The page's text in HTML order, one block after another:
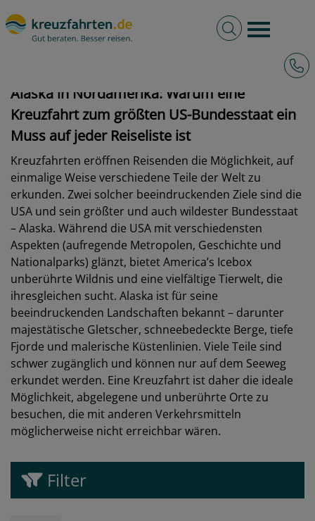
Burger
Volltextsuche
Alaska in Nordamerika: Warum eine
Kreuzfahrt zum größten US-Bundesstaat ein
Muss auf jeder Reiseliste ist
Kreuzfahrten eröffnen Reisenden die Möglichkeit, auf
einmalige Weise verschiedene Teile der Welt zu
erkunden. Zwei solcher beeindruckenden Ziele sind die
USA und sein größter und auch wildester Bundesstaat
– Alaska. Während die USA mit verschiedensten
Aspekten (aufregende Metropolen, Geschichte und
Nationalparks) glänzt, bietet America’s Icebox
unberührte Wildnis und eine vielfältige Tierwelt, die
ihresgleichen sucht. Alaska ist für seine
beeindruckenden Landschaften bekannt – darunter
majestätische Gletscher, schneebedeckte Berge, tiefe
Fjorde und malerische Küstenlinien. Viele Teile sind
schwer zugänglich und können nur auf dem Seeweg
erkundet werden. Eine Kreuzfahrt ist daher die ideale
Möglichkeit, abgelegene und unberührte Orte zu
besuchen, die mit anderen Verkehrsmitteln
möglicherweise nicht erreichbar wären.
Filter